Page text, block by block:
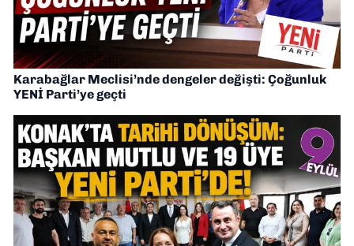
Karabağlar Meclisi’nde dengeler değişti: Çoğunluk
YENİ Parti’ye geçti